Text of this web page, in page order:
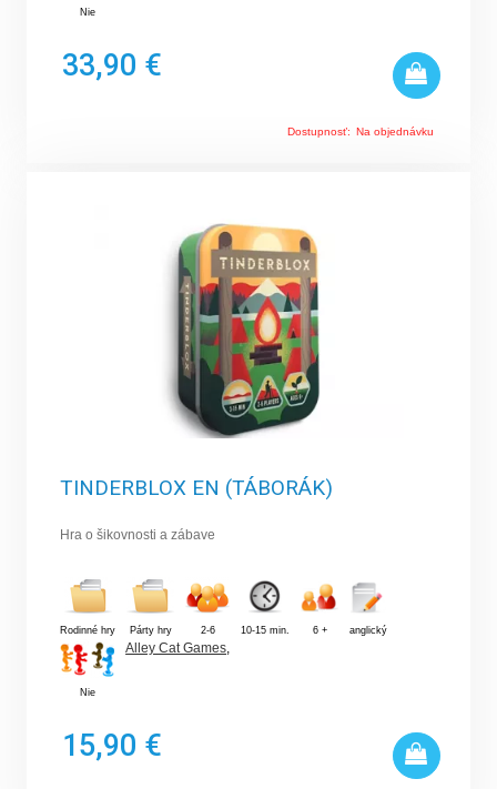
Nie
33,90 €
Dostupnosť: Na objednávku
TINDERBLOX EN (TÁBORÁK)
Hra o šikovnosti a zábave
Rodinné hry Párty hry 2-6 10-15 min. 6 + anglický
Nie
Alley Cat Games,
15,90 €